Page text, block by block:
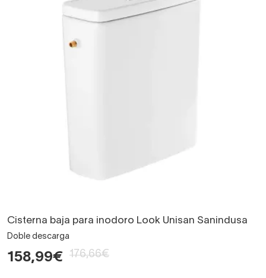
Cisterna baja para inodoro Look Unisan Sanindusa
Doble descarga
158,99€ 176,66€